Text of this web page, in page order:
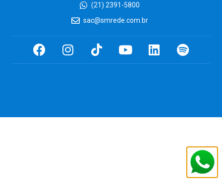
(21) 2391-5800
sac@smrede.com.br